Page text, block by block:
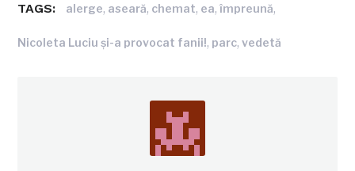
TAGS: alerge, aseară, chemat, ea,împreună,
Nicoleta Luciu şi-a provocat fanii!, parc,vedetă